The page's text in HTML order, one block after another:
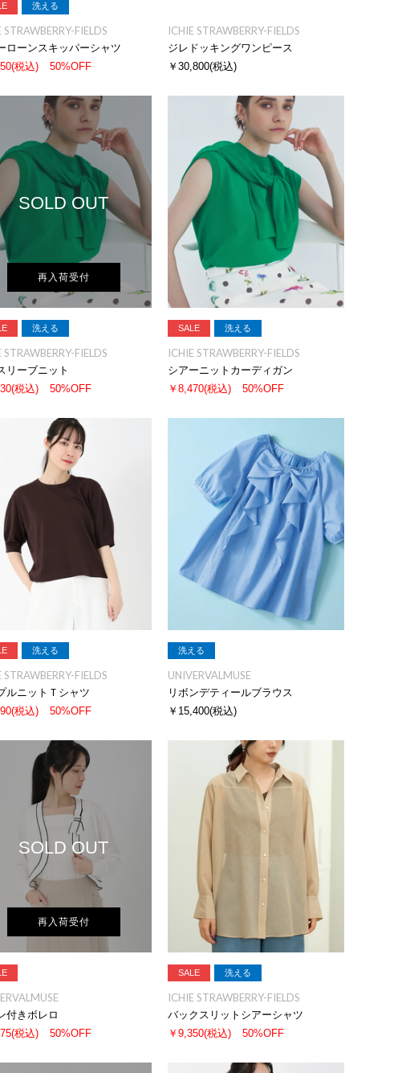
洗える
STRAWBERRY-FIELDS
ローンスキッパーシャツ
(税込) 50%OFF
ICHIE STRAWBERRY-FIELDS
ジレドッキングワンピース
￥30,800(税込)
SOLD OUT
再入荷受付
洗える
STRAWBERRY-FIELDS
リーブニット
(税込) 50%OFF
SALE 洗える
ICHIE STRAWBERRY-FIELDS
シアーニットカーディガン
￥8,470(税込) 50%OFF
洗える
STRAWBERRY-FIELDS
ルニットＴシャツ
(税込) 50%OFF
洗える
UNIVERVALMUSE
リボンデティールブラウス
￥15,400(税込)
SOLD OUT
再入荷受付
付きボレロ
(税込) 50%OFF
SALE 洗える
ICHIE STRAWBERRY-FIELDS
バックスリットシアーシャツ
￥9,350(税込) 50%OFF